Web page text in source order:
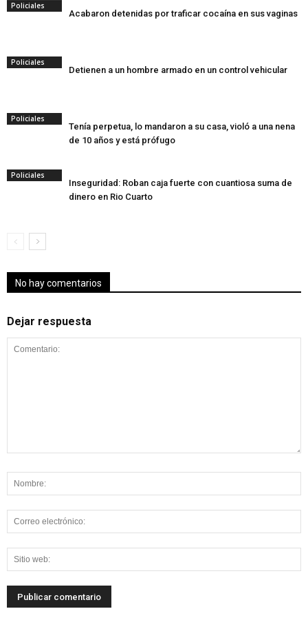
Policiales
Acabaron detenidas por traficar cocaína en sus vaginas
Policiales
Detienen a un hombre armado en un control vehicular
Policiales
Tenía perpetua, lo mandaron a su casa, violó a una nena
de 10 años y está prófugo
Policiales
Inseguridad: Roban caja fuerte con cuantiosa suma de
dinero en Rio Cuarto
No hay comentarios
Dejar respuesta